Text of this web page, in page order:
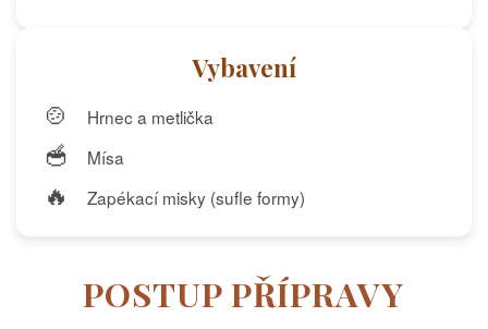
Vybavení
🍲 Hrnec a metlička
🥣 Mísa
🔥 Zapékací misky (sufle formy)
POSTUP PŘÍPRAVY